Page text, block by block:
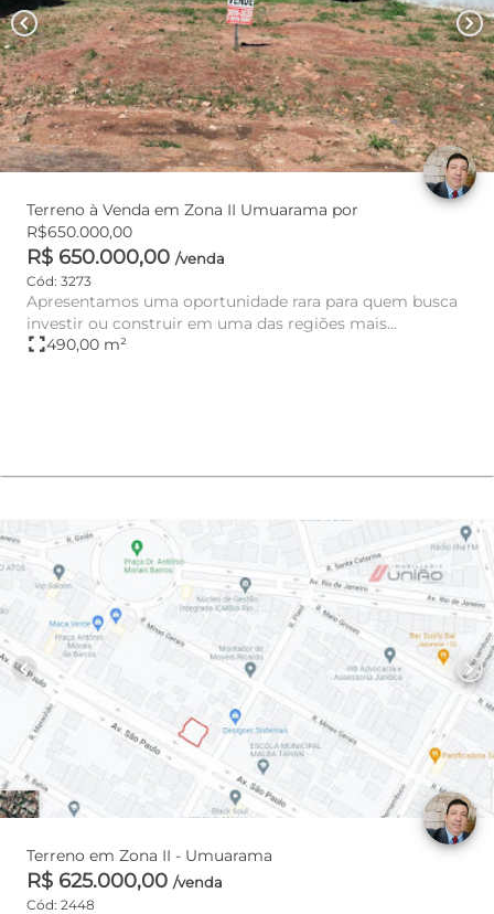
chevron_left chevron_right
Terreno à Venda em Zona II Umuarama por
R$650.000,00
R$ 650.000,00 /venda
Cód: 3273
Apresentamos uma oportunidade rara para quem busca
investir ou construir em uma das regiões mais
valorizadas de Umuarama...
fullscreen490,00 m²
chevron_left chevron_right
Terreno em Zona II - Umuarama
R$ 625.000,00 /venda
Cód: 2448